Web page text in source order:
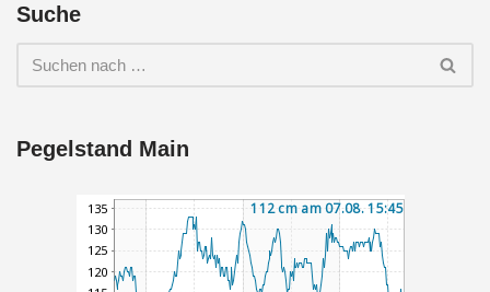
Suche
Pegelstand Main